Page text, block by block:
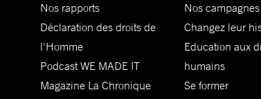
Nos rapports
Déclaration des droits de
l'Homme
Podcast WE MADE IT
Magazine La Chronique
Nos campagnes
Changez leur
Education aux
humains
Se former